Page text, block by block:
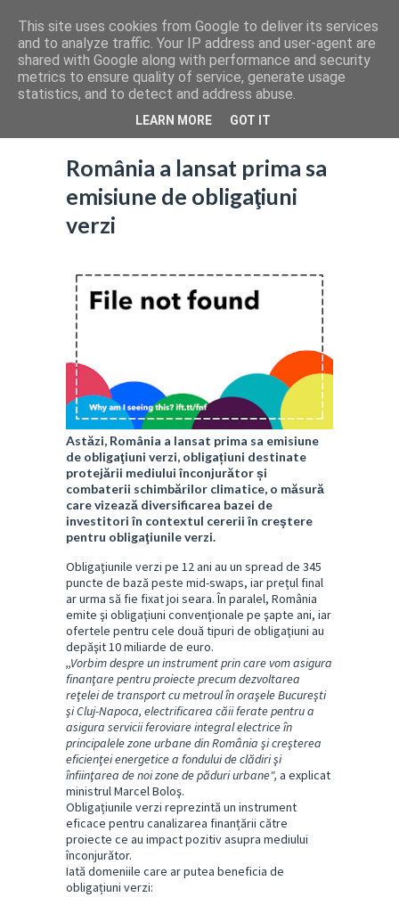
România a lansat prima sa
emisiune de obligaţiuni
verzi
Astăzi, România a lansat prima sa emisiune
de obligaţiuni verzi, obligațiuni destinate
protejării mediului înconjurător și
combaterii schimbărilor climatice, o măsură
care vizează diversificarea bazei de
investitori în contextul cererii în creştere
pentru obligaţiunile verzi.
Obligaţiunile verzi pe 12 ani au un spread de 345
puncte de bază peste mid-swaps, iar preţul final
ar urma să fie fixat joi seara. În paralel, România
emite şi obligaţiuni convenţionale pe şapte ani, iar
ofertele pentru cele două tipuri de obligaţiuni au
depăşit 10 miliarde de euro.
,,Vorbim despre un instrument prin care vom asigura
finanţare pentru proiecte precum dezvoltarea
reţelei de transport cu metroul în oraşele Bucureşti
şi Cluj-Napoca, electrificarea căii ferate pentru a
asigura servicii feroviare integral electrice în
principalele zone urbane din România şi creşterea
eficienţei energetice a fondului de clădiri şi
înfiinţarea de noi zone de păduri urbane", a explicat
ministrul Marcel Boloş.
Obligațiunile verzi reprezintă un instrument
eficace pentru canalizarea finanțării către
proiecte ce au impact pozitiv asupra mediului
înconjurător.
Iată domeniile care ar putea beneficia de
obligațiuni verzi:
This site uses cookies from Google to deliver its services
and to analyze traffic. Your IP address and user-agent are
shared with Google along with performance and security
metrics to ensure quality of service, generate usage
statistics, and to detect and address abuse.
LEARN MORE GOT IT